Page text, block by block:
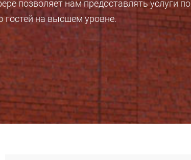
позволяет нам предоставлять услуги по
на высшем уровне.